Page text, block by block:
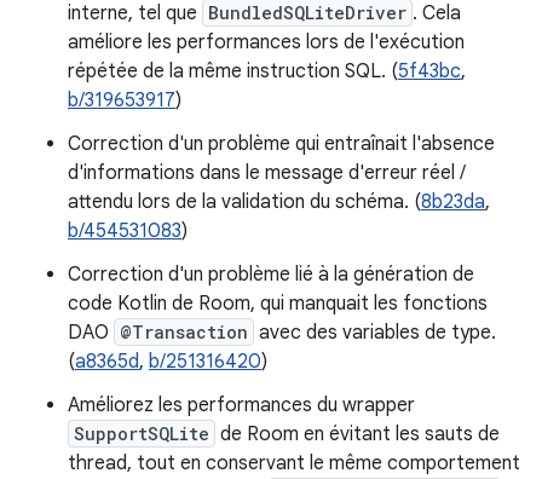
interne, tel que BundledSQLiteDriver . Cela
améliore les performances lors de l'exécution
répétée de la même instruction SQL. (5f43bc,
b/319653917)
Correction d'un problème qui entraînait l'absence
d'informations dans le message d'erreur réel /
attendu lors de la validation du schéma. (8b23da,
b/454531083)
Correction d'un problème lié à la génération de
code Kotlin de Room, qui manquait les fonctions
DAO @Transaction avec des variables de type.
(a8365d, b/251316420)
Améliorez les performances du wrapper
SupportSQLite de Room en évitant les sauts de
thread, tout en conservant le même comportement